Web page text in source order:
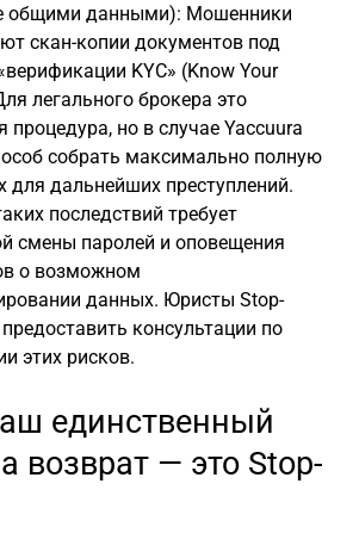
общими данными): Мошенники
скан-копии документов под
KYC» (Know Your
легального брокера это
процедура, но в случае Yaccuura
собрать максимально полную
для дальнейших преступлений.
последствий требует
смены паролей и оповещения
о возможном
данных. Юристы Stop-
консультации по
этих рисков.
единственный
возврат — это Stop-